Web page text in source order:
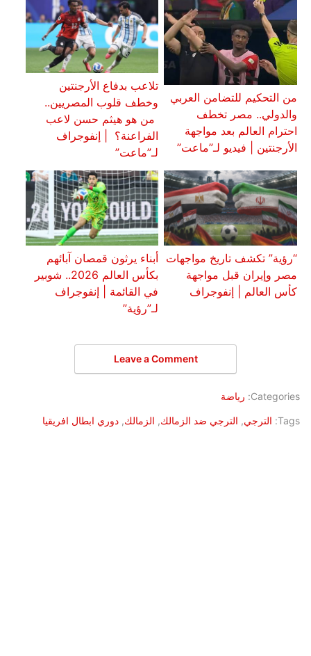
من التحكيم للتضامن العربي
والدولي.. مصر تخطف
احترام العالم بعد مواجهة
الأرجنتين | فيديو لـ”ماعت”
تلاعب بدفاع الأرجنتين
وخطف قلوب المصريين..
من هو هيثم حسن لاعب
الفراعنة؟ | إنفوجراف
لـ”ماعت”
“رؤية” تكشف تاريخ مواجهات
مصر وإيران قبل مواجهة
كأس العالم | إنفوجراف
أبناء يرثون قمصان آبائهم
بكأس العالم 2026.. شوبير
في القائمة | إنفوجراف
لـ”رؤية”
Leave a Comment
Categories: رياضة
Tags: الترجي, الترجي ضد الزمالك, الزمالك, دوري ابطال افريقيا